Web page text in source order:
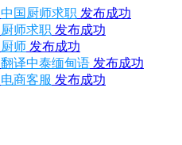
中国厨师求职 发布成功
厨师求职 发布成功
厨师 发布成功
翻译中泰缅甸语 发布成功
电商客服 发布成功